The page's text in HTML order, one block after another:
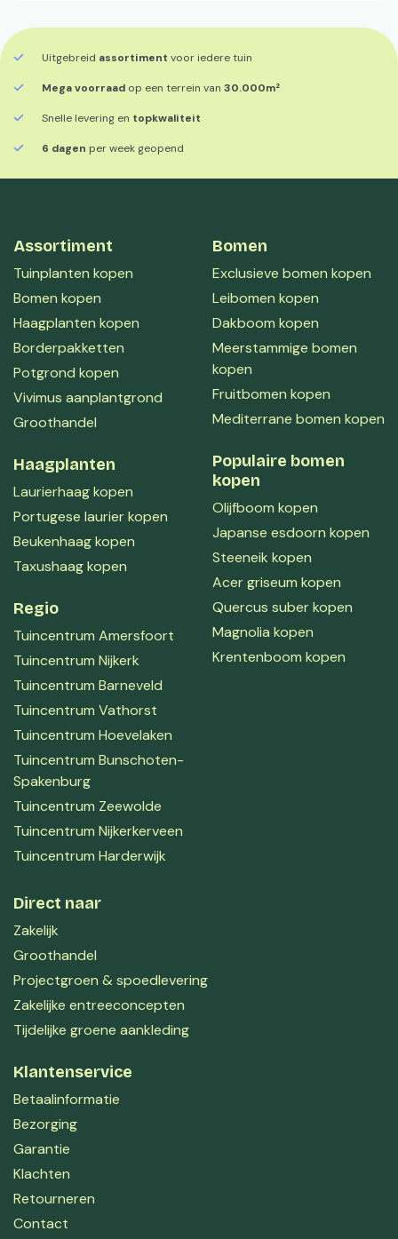
Uitgebreid assortiment voor iedere tuin
Mega voorraad op een terrein van 30.000m²
Snelle levering en topkwaliteit
6 dagen per week geopend
Assortiment
Tuinplanten kopen
Bomen kopen
Haagplanten kopen
Borderpakketten
Potgrond kopen
Vivimus aanplantgrond
Groothandel
Haagplanten
Laurierhaag kopen
Portugese laurier kopen
Beukenhaag kopen
Taxushaag kopen
Regio
Tuincentrum Amersfoort
Tuincentrum Nijkerk
Tuincentrum Barneveld
Tuincentrum Vathorst
Tuincentrum Hoevelaken
Tuincentrum Bunschoten-
Spakenburg
Tuincentrum Zeewolde
Tuincentrum Nijkerkerveen
Tuincentrum Harderwijk
Bomen
Exclusieve bomen kopen
Leibomen kopen
Dakboom kopen
Meerstammige bomen
kopen
Fruitbomen kopen
Mediterrane bomen kopen
Populaire bomen
kopen
Olijfboom kopen
Japanse esdoorn kopen
Steeneik kopen
Acer griseum kopen
Quercus suber kopen
Magnolia kopen
Krentenboom kopen
Direct naar
Zakelijk
Groothandel
Projectgroen & spoedlevering
Zakelijke entreeconcepten
Tijdelijke groene aankleding
Klantenservice
Betaalinformatie
Bezorging
Garantie
Klachten
Retourneren
Contact